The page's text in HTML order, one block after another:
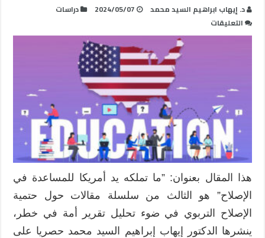
د. إيهاب ابراهيم السيد محمد 2024/05/07
دراسات
التعليقات
ما
للمساعدة
الإصلاح
مغلقة
هذا المقال بعنوان: ”ما تملكه يد أمريكا للمساعدة في
الإصلاح” هو الثالث من سلسلة مقالات حول حتمية
الإصلاح التربوي في ضوء تحليل تقرير أمة في خطر،
ينشرها الدكتور إيهاب إبراهيم السيد محمد حصريا على